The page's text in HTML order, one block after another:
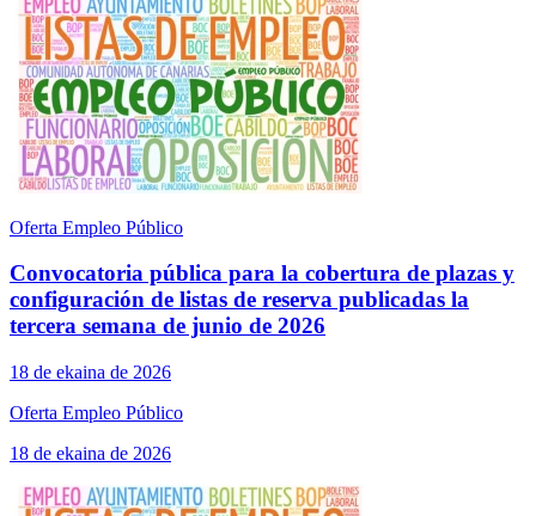
Oferta Empleo Público
Convocatoria pública para la cobertura de plazas y
configuración de listas de reserva publicadas la
tercera semana de junio de 2026
18 de ekaina de 2026
Oferta Empleo Público
18 de ekaina de 2026